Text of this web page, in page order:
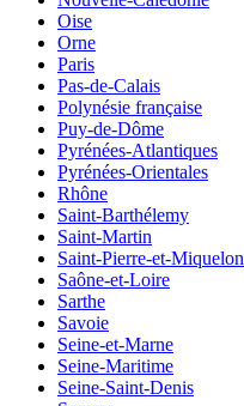
Oise
Orne
Paris
Pas-de-Calais
Polynésie française
Puy-de-Dôme
Pyrénées-Atlantiques
Pyrénées-Orientales
Rhône
Saint-Barthélemy
Saint-Martin
Saint-Pierre-et-Miquelon
Saône-et-Loire
Sarthe
Savoie
Seine-et-Marne
Seine-Maritime
Seine-Saint-Denis